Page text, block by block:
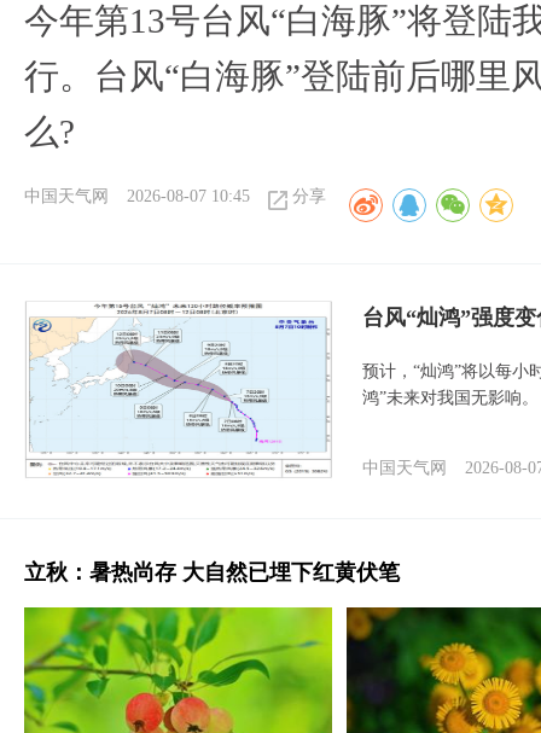
今年第13号台风“白海豚”将登陆
行。台风“白海豚”登陆前后哪里
么?
中国天气网 2026-08-07 10:45 分享
台风“灿鸿”强度
预计，“灿鸿”将以每小
鸿”未来对我国无影响。
中国天气网 2026-08-
立秋：暑热尚存 大自然已埋下红黄伏笔